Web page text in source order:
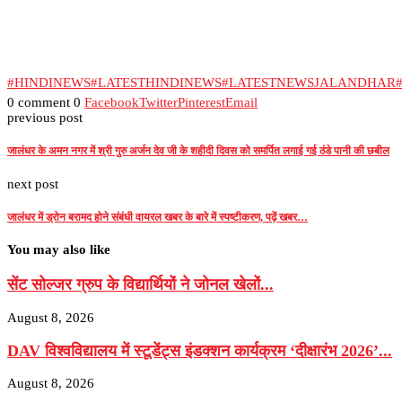
#HINDINEWS#LATESTHINDINEWS#LATESTNEWSJALANDHAR
0 comment 0 FacebookTwitterPinterestEmail
previous post
जालंधर के अमन नगर में श्री गुरु अर्जन देव जी के शहीदी दिवस को समर्पित लगाई गई ठंडे पानी की छबील
next post
जालंधर में ड्रोन बरामद होने संबंधी वायरल खबर के बारे में स्पष्टीकरण, पढ़ें खबर…
You may also like
सेंट सोल्जर ग्रुप के विद्यार्थियों ने जोनल खेलों...
August 8, 2026
DAV विश्वविद्यालय में स्टूडेंट्स इंडक्शन कार्यक्रम ‘दीक्षारंभ 2026’...
August 8, 2026